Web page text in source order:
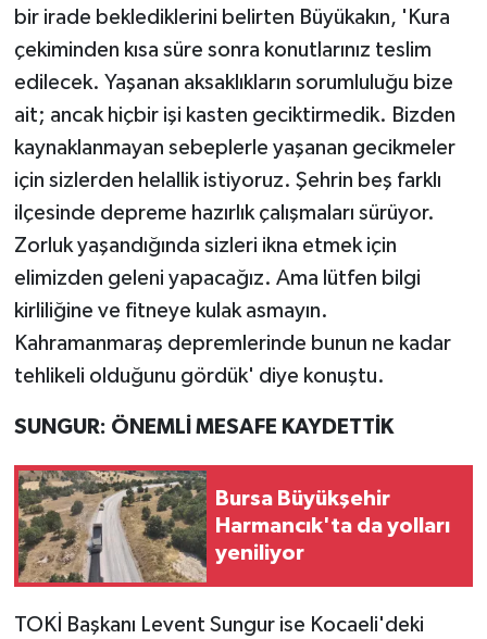
bir irade beklediklerini belirten Büyükakın, 'Kura
çekiminden kısa süre sonra konutlarınız teslim
edilecek. Yaşanan aksaklıkların sorumluluğu bize
ait; ancak hiçbir işi kasten geciktirmedik. Bizden
kaynaklanmayan sebeplerle yaşanan gecikmeler
için sizlerden helallik istiyoruz. Şehrin beş farklı
ilçesinde depreme hazırlık çalışmaları sürüyor.
Zorluk yaşandığında sizleri ikna etmek için
elimizden geleni yapacağız. Ama lütfen bilgi
kirliliğine ve fitneye kulak asmayın.
Kahramanmaraş depremlerinde bunun ne kadar
tehlikeli olduğunu gördük' diye konuştu.
SUNGUR: ÖNEMLİ MESAFE KAYDETTİK
Bursa Büyükşehir
Harmancık'ta da yolları
yeniliyor
TOKİ Başkanı Levent Sungur ise Kocaeli'deki